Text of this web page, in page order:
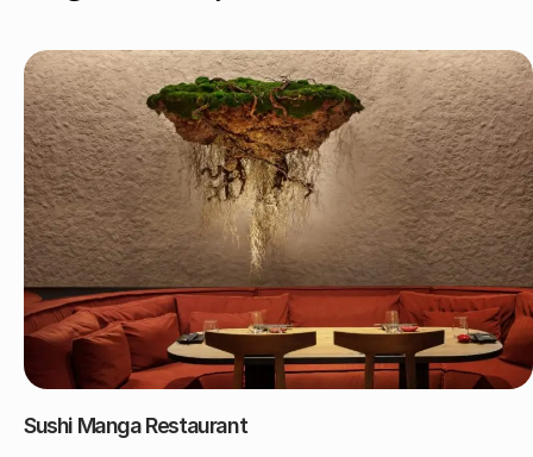
Sushi Manga Restaurant